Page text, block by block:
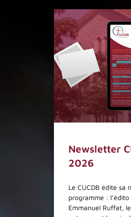
Newsletter
2026
Le CUCDB édite sa
programme :
Emmanuel Ruffat,